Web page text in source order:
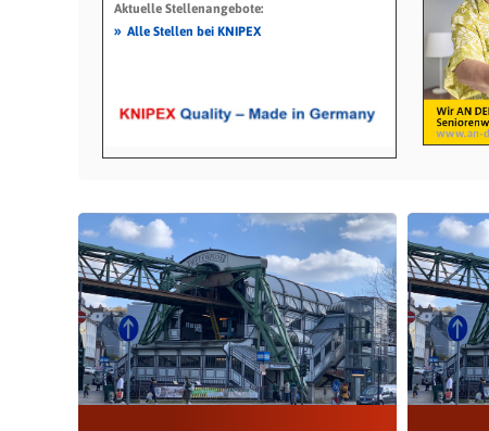
Aktuelle Stellenangebote:
» Alle Stellen bei KNIPEX